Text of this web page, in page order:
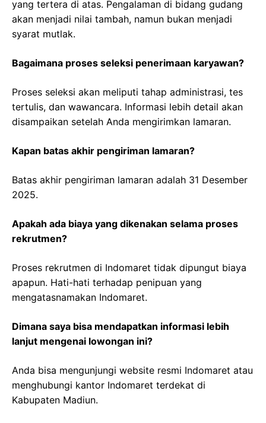
yang tertera di atas. Pengalaman di bidang gudang
akan menjadi nilai tambah, namun bukan menjadi
syarat mutlak.
Bagaimana proses seleksi penerimaan karyawan?
Proses seleksi akan meliputi tahap administrasi, tes
tertulis, dan wawancara. Informasi lebih detail akan
disampaikan setelah Anda mengirimkan lamaran.
Kapan batas akhir pengiriman lamaran?
Batas akhir pengiriman lamaran adalah 31 Desember
2025.
Apakah ada biaya yang dikenakan selama proses
rekrutmen?
Proses rekrutmen di Indomaret tidak dipungut biaya
apapun. Hati-hati terhadap penipuan yang
mengatasnamakan Indomaret.
Dimana saya bisa mendapatkan informasi lebih
lanjut mengenai lowongan ini?
Anda bisa mengunjungi website resmi Indomaret atau
menghubungi kantor Indomaret terdekat di
Kabupaten Madiun.